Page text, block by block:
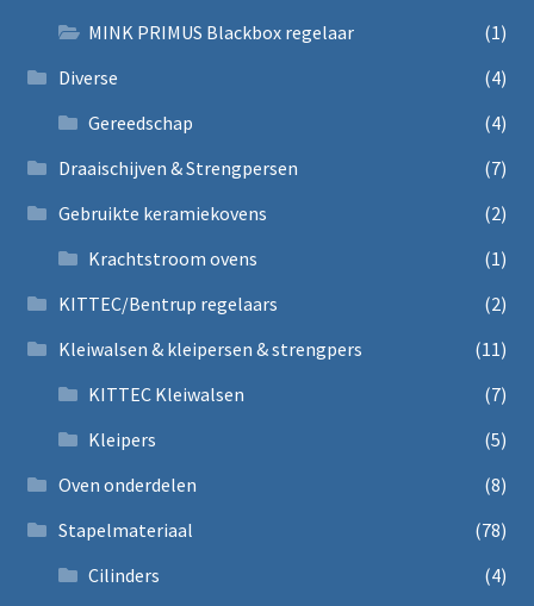
MINK PRIMUS Blackbox regelaar
(1)
Diverse
(4)
Gereedschap
(4)
Draaischijven & Strengpersen
(7)
Gebruikte keramiekovens
(2)
Krachtstroom ovens
(1)
KITTEC/Bentrup regelaars
(2)
Kleiwalsen & kleipersen & strengpers
(11)
KITTEC Kleiwalsen
(7)
Kleipers
(5)
Oven onderdelen
(8)
Stapelmateriaal
(78)
Cilinders
(4)